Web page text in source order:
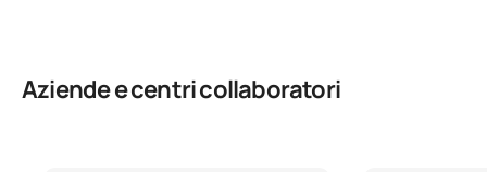
Aziende e centri collaboratori